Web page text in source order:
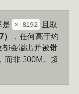
是 × 8192
且取
，任何高于约
会溢出并被钳
非 300M。超